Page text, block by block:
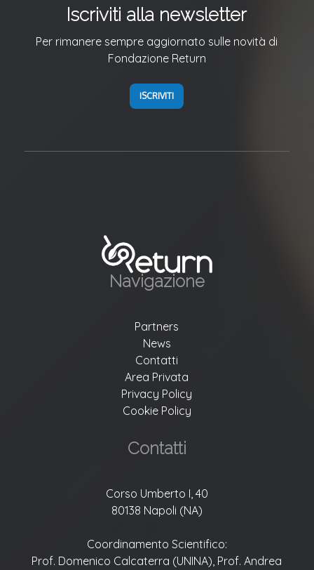
Iscriviti alla newsletter
Per rimanere sempre aggiornato sulle novità di
Fondazione Return
ISCRIVITI
Navigazione
Partners
News
Contatti
Area Privata
Privacy Policy
Cookie Policy
Contatti
Corso Umberto I, 40
80138 Napoli (NA)
Coordinamento Scientifico:
Prof. Domenico Calcaterra (UNINA), Prof. Andrea